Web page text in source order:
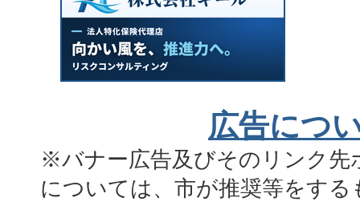
広告につ
※バナー広告及びそのリンク先
については、市が推奨等をす